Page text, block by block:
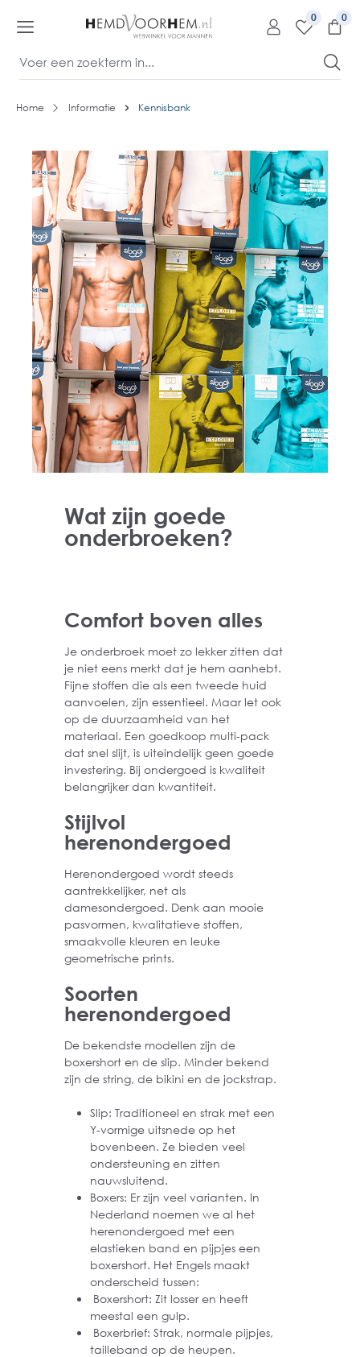
0
Home Informatie Kennisbank
Wat zijn goede
onderbroeken?
Comfort boven alles
Je onderbroek moet zo lekker zitten dat
je niet eens merkt dat je hem aanhebt.
Fijne stoffen die als een tweede huid
aanvoelen, zijn essentieel. Maar let ook
op de duurzaamheid van het
materiaal. Een goedkoop multi-pack
dat snel slijt, is uiteindelijk geen goede
investering. Bij ondergoed is kwaliteit
belangrijker dan kwantiteit.
Stijlvol
herenondergoed
Herenondergoed wordt steeds
aantrekkelijker, net als
damesondergoed. Denk aan mooie
pasvormen, kwalitatieve stoffen,
smaakvolle kleuren en leuke
geometrische prints.
Soorten
herenondergoed
De bekendste modellen zijn de
boxershort en de slip. Minder bekend
zijn de string, de bikini en de jockstrap.
Slip: Traditioneel en strak met een
Y-vormige uitsnede op het
bovenbeen. Ze bieden veel
ondersteuning en zitten
nauwsluitend.
Boxers: Er zijn veel varianten. In
Nederland noemen we al het
herenondergoed met een
elastieken band en pijpjes een
boxershort. Het Engels maakt
onderscheid tussen:
Boxershort: Zit losser en heeft
meestal een gulp.
Boxerbrief: Strak, normale pijpjes,
tailleband op de heupen.